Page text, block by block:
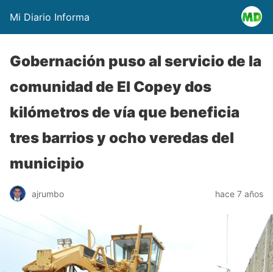
Mi Diario Informa
Gobernación puso al servicio de la
comunidad de El Copey dos
kilómetros de vía que beneficia
tres barrios y ocho veredas del
municipio
ajrumbo hace 7 años